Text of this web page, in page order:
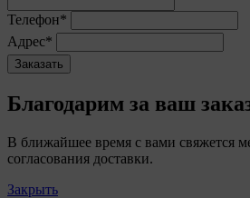
Телефон*
Адрес*
Заказать
Благодарим за ваш
В ближайшее время с вами свяжется
согласования доставки.
Закрыть